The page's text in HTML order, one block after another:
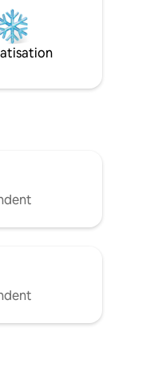
menant à la
spacieux. Le prix
de 15,50 %.
l'hôte reçoit